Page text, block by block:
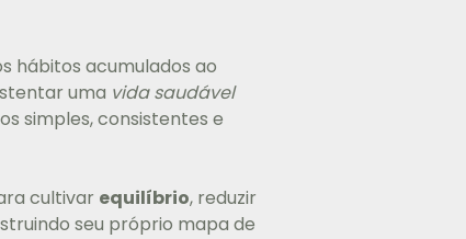
hábitos acumulados ao
uma vida saudável
simples, consistentes e
cultivar equilíbrio, reduzir
seu próprio mapa de